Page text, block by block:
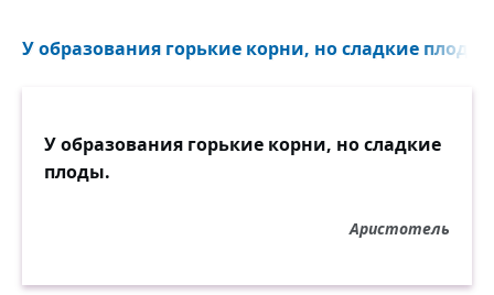
У образования горькие корни, но сладкие
У образования горькие корни, но сладкие
плоды.
Аристотель